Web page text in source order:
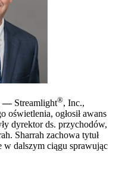
— Streamlight®, Inc.,
oświetlenia, ogłosił awans
dyrektor ds. przychodów,
Sharrah zachowa tytuł
w dalszym ciągu sprawując